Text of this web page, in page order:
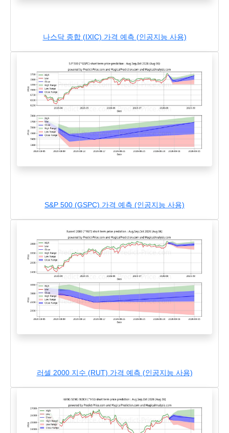
나스닥 종합 (IXIC) 가격 예측 (인공지능 사용)
S&P 500 (GSPC) 가격 예측 (인공지능 사용)
러셀 2000 지수 (RUT) 가격 예측 (인공지능 사용)